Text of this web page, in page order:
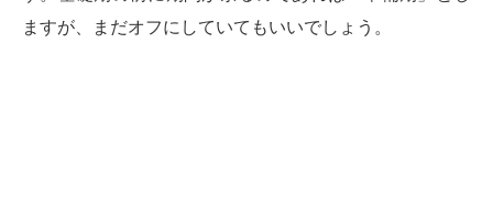
ますが、まだオフにしていてもいいでしょう。